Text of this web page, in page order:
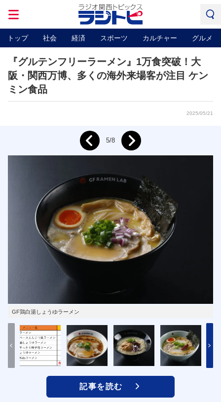
トップ 社会 経済 スポーツ カルチャー グルメ
『グルテンフリーラーメン』1万食突破！大
阪・関西万博、多くの海外来場客が注目 ケン
ミン食品
2025/05/21
GF鶏白湯しょうゆラーメン
Prev 5/8 Next
記事を読む